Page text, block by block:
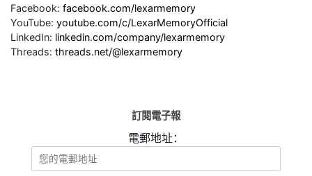
Facebook: facebook.com/lexarmemory
YouTube: youtube.com/c/LexarMemoryOfficial
LinkedIn: linkedin.com/company/lexarmemory
Threads: threads.net/@lexarmemory
訂閱電子報
電郵地址：